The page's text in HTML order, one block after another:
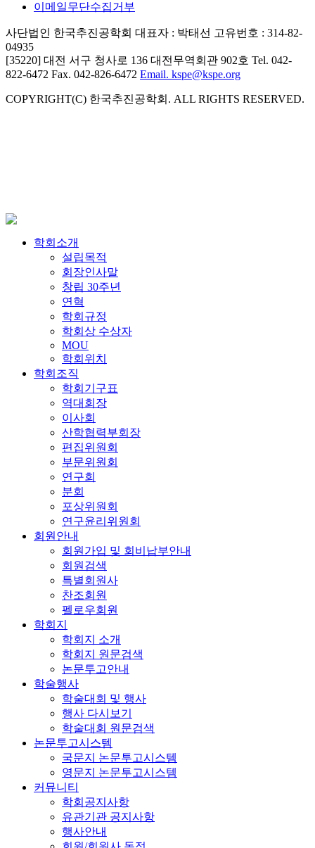
이메일무단수집거부
사단법인 한국추진공학회 대표자 : 박태선 고유번호 : 314-82-
04935
[35220] 대전 서구 청사로 136 대전무역회관 902호 Tel. 042-
822-6472 Fax. 042-826-6472 Email. kspe@kspe.org
COPYRIGHT(C) 한국추진공학회. ALL RIGHTS RESERVED.
학회소개
설립목적
회장인사말
창립 30주년
연혁
학회규정
학회상 수상자
MOU
학회위치
학회조직
학회기구표
역대회장
이사회
산학협력부회장
편집위원회
부문위원회
연구회
분회
포상위원회
연구윤리위원회
회원안내
회원가입 및 회비납부안내
회원검색
특별회원사
찬조회원
펠로우회원
학회지
학회지 소개
학회지 원문검색
논문투고안내
학술행사
학술대회 및 행사
행사 다시보기
학술대회 원문검색
논문투고시스템
국문지 논문투고시스템
영문지 논문투고시스템
커뮤니티
학회공지사항
유관기관 공지사항
행사안내